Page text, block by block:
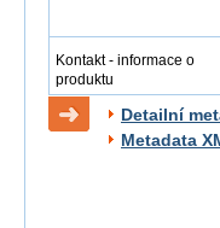
Kontakt - informace o
produktu
Detailní
Metadata